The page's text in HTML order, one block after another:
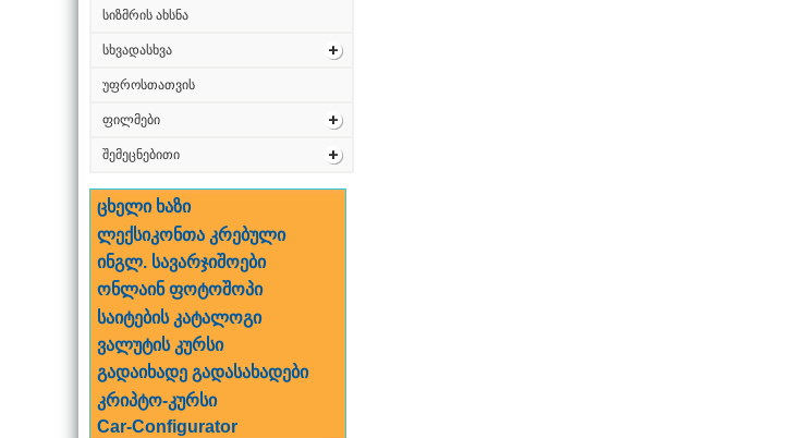
სიზმრის ახსნა
სხვადასხვა
უფროსთათვის
ფილმები
შემეცნებითი
ცხელი ხაზი
ლექსიკონთა კრებული
ინგლ. სავარჯიშოები
ონლაინ ფოტოშოპი
საიტების კატალოგი
ვალუტის კურსი
გადაიხადე გადასახადები
კრიპტო-კურსი
Car-Configurator